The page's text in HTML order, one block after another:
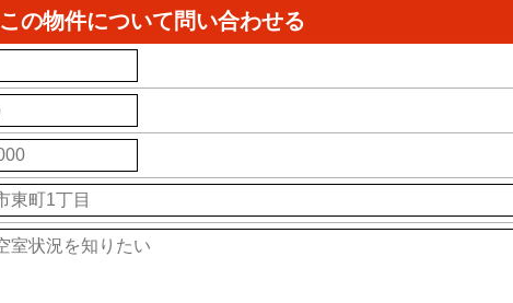
この物件について問い合わせる